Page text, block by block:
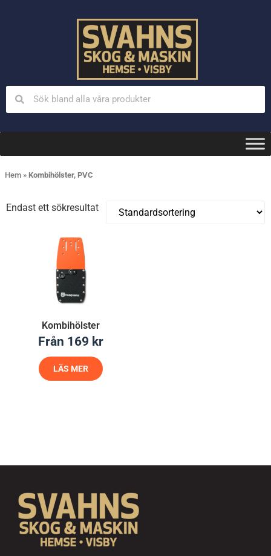
Hem » Kombihölster, PVC
Endast ett sökresultat
Kombihölster
Från 169 kr
LÄS MER